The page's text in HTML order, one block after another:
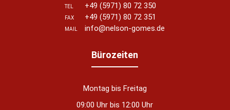
TEL +49 (5971) 80 72 350
FAX +49 (5971) 80 72 351
MAIL info@nelson-gomes.de
Bürozeiten
Montag bis Freitag
09:00 Uhr bis 12:00 Uhr